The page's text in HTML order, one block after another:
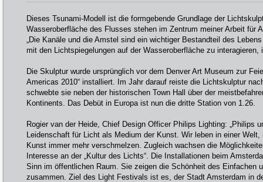
Dieses Tsunami-Modell ist die formgebende Grundlage der
Wasseroberfläche des Flusses stehen im Zentrum meiner Arbeit für
„Die Kanäle und die Amstel sind ein wichtiger Bestandteil des
mit den Lichtspiegelungen auf der Wasseroberfläche zu interagieren,
Die Skulptur wurde ursprünglich vor dem Denver Art Museum zur
Americas 2010“ installiert. Im Jahr darauf reiste die Lichtskulptur
schwebte sie neben der historischen Town Hall über der
Kontinents. Das Debüt in Europa ist nun die dritte Station von 1.26.
Rogier van der Heide, Chief Design Officer Philips Lighting: „Philips
Leidenschaft für Licht als Medium der Kunst. Wir leben in einer
Kunst immer mehr verschmelzen. Zugleich wachsen die
Interesse an der „Kultur des Lichts“. Die Installationen beim
Sinn im öffentlichen Raum. Sie zeigen die Schönheit des Einfachen
zusammen. Ziel des Light Festivals ist es, der Stadt Amsterdam in